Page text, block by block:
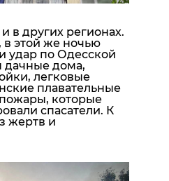
в других регионах.
в этой же ночью
удар по Одесской
дачные дома,
легковые
плавательные
которые
спасатели. К
жертв и